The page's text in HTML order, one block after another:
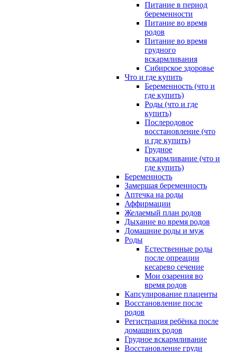
Питание в период
беременности
Питание во время
родов
Питание во время
грудного
вскармливания
Сибирское здоровье
Что и где купить
Беременность (что и
где купить)
Роды (что и где
купить)
Послеродовое
восстановление (что
и где купить)
Грудное
вскармливание (что и
где купить)
Беременность
Замершая беременность
Аптечка на роды
Аффирмации
Желаемый план родов
Дыхание во время родов
Домашние роды и муж
Роды
Естественные роды
после опреации
кесарево сечение
Мои озарения во
время родов
Капсулирование плаценты
Восстановление после
родов
Регистрация ребёнка после
домашних родов
Грудное вскармливание
Восстановление груди